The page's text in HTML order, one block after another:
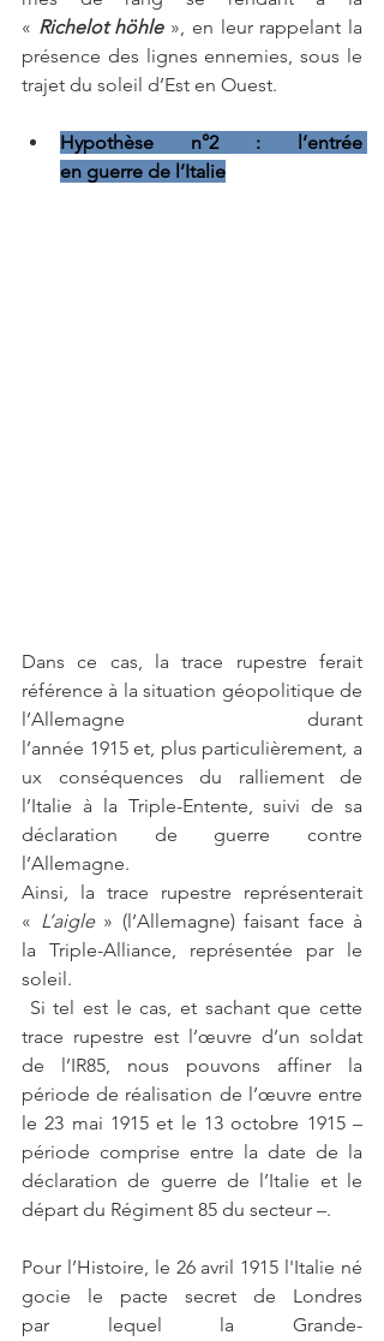
« Richelot höhle », en leur rappelant la
présence des lignes ennemies, sous le
trajet du soleil d’Est en Ouest.
Hypothèse n°2 : l’entrée
en guerre de l’Italie
Dans ce cas, la trace rupestre ferait
référence à la situation géopolitique de
l’Allemagne durant
l’année 1915 et, plus particulièrement, a
ux conséquences du ralliement de
l’Italie à la Triple-Entente, suivi de sa
déclaration de guerre contre
l’Allemagne.
Ainsi, la trace rupestre représenterait
« L’aigle » (l’Allemagne) faisant face à
la Triple-Alliance, représentée par le
soleil.
Si tel est le cas, et sachant que cette
trace rupestre est l’œuvre d’un soldat
de l’IR85, nous pouvons affiner la
période de réalisation de l’œuvre entre
le 23 mai 1915 et le 13 octobre 1915 –
période comprise entre la date de la
déclaration de guerre de l’Italie et le
départ du Régiment 85 du secteur –.
Pour l’Histoire, le 26 avril 1915 l'Italie né
gocie le pacte secret de Londres
par lequel la Grande-